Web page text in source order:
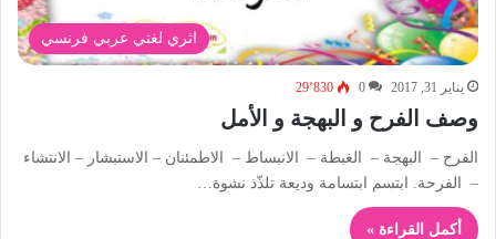
اثري لغتي عربي فرنسي
يناير 31, 2017 0 29٬830
وصف الفرح و البهجة و الأمل
الفرح – البهجة – الغبطة – الانبساط – الاطمئنان – الاستبشار – الانتشاء
– الفرحة. ابتسم ابتسامة وديعة تلذّذ نشوة…
أكمل القراءة »